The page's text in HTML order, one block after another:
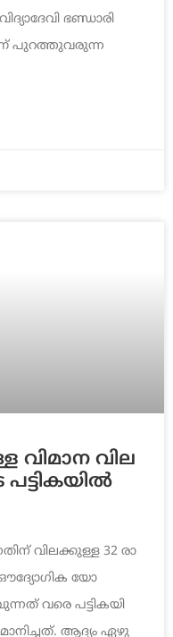
ഭണ്ഡാരി
പുറത്തുവരുന്ന
വി​ല​
പ​ട്ടി​ക​യി​ല്‍
വി​ല​ക്കു​ള്ള 32 രാ​
ഔദ്യോഗിക യോ​
വ​രെ പ​ട്ടി​ക​യി​
ആ​ദ്യം ഏ​ഴു​